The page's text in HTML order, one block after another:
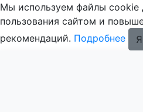
Мы используем файлы cookie
пользования сайтом и
рекомендаций. Подробнее